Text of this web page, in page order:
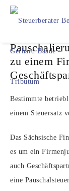
zu einem
Bestimmte
einem Steuersatz
Das Sächsische
es um ein
auch
eine